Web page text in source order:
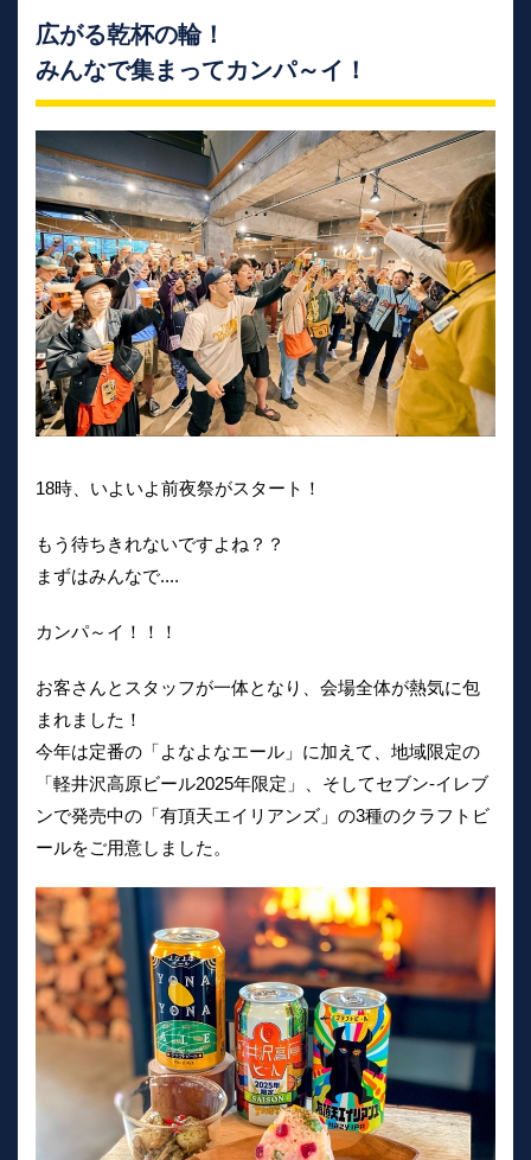
広がる乾杯の輪！
みんなで集まってカンパ～イ！
18時、いよいよ前夜祭がスタート！
もう待ちきれないですよね？？
まずはみんなで....
カンパ～イ！！！
お客さんとスタッフが一体となり、会場全体が熱気に包
まれました！
今年は定番の「よなよなエール」に加えて、地域限定の
「軽井沢高原ビール2025年限定」、そしてセブン-イレブ
ンで発売中の「有頂天エイリアンズ」の3種のクラフトビ
ールをご用意しました。